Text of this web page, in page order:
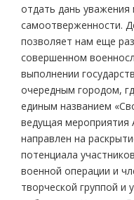
отдать дань уважения
самоотверженности.
позволяет нам еще
совершенном
выполнении
очередным городом,
единым названием
ведущая мероприятия
направлен на
потенциала
военной операции и
творческой группой